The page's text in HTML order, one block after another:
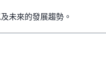
未來的發展趨勢。